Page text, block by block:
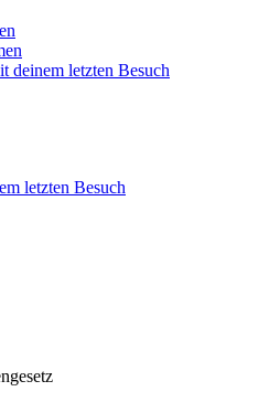
deinem letzten Besuch
letzten Besuch